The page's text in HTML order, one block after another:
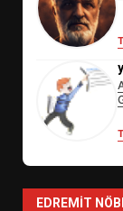
EDREMIT
4